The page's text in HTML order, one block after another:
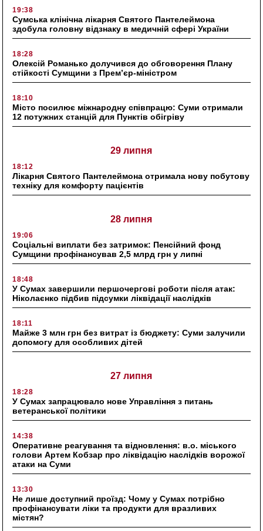
19:38
Сумська клінічна лікарня Святого Пантелеймона
здобула головну відзнаку в медичній сфері України
18:28
Олексій Романько долучився до обговорення Плану
стійкості Сумщини з Прем’єр-міністром
18:10
Місто посилює міжнародну співпрацю: Суми отримали
12 потужних станцій для Пунктів обігріву
29 липня
18:12
Лікарня Святого Пантелеймона отримала нову побутову
техніку для комфорту пацієнтів
28 липня
19:06
Соціальні виплати без затримок: Пенсійний фонд
Сумщини профінансував 2,5 млрд грн у липні
18:48
У Сумах завершили першочергові роботи після атак:
Ніколаєнко підбив підсумки ліквідації наслідків
18:11
Майже 3 млн грн без витрат із бюджету: Суми залучили
допомогу для особливих дітей
27 липня
18:28
У Сумах запрацювало нове Управління з питань
ветеранської політики
14:38
Оперативне реагування та відновлення: в.о. міського
голови Артем Кобзар про ліквідацію наслідків ворожої
атаки на Суми
13:30
Не лише доступний проїзд: Чому у Сумах потрібно
профінансувати ліки та продукти для вразливих
містян?